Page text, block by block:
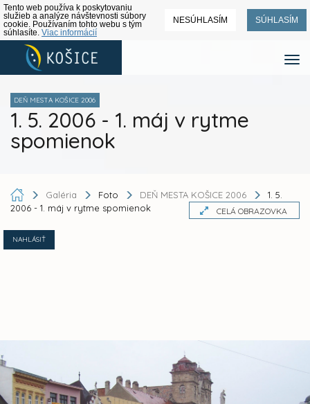
Tento web používa k poskytovaniu
služieb a analýze návštevnosti súbory
cookie. Používaním tohto webu s tým
súhlasíte. Viac informácií
NESÚHLASÍM SÚHLASÍM
DEŇ MESTA KOŠICE 2006
1. 5. 2006 - 1. máj v rytme
spomienok
Galéria Foto DEŇ MESTA KOŠICE 2006
1. 5.
2006 - 1. máj v rytme spomienok
CELÁ OBRAZOVKA
NAHLÁSIŤ